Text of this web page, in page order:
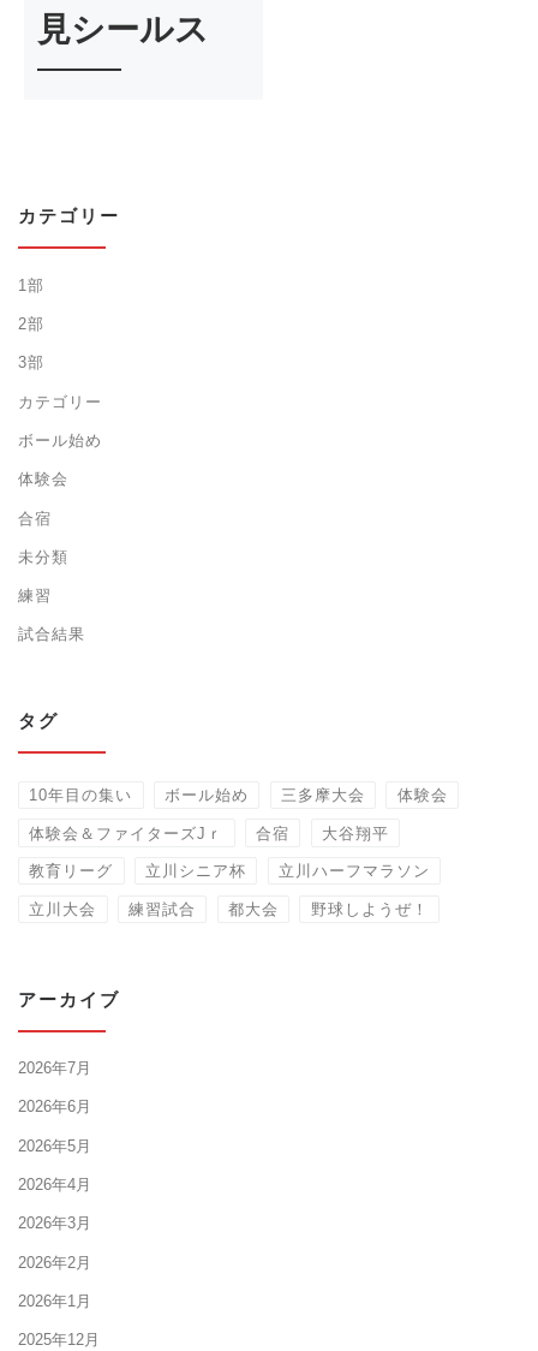
見シールス
カテゴリー
1部
2部
3部
カテゴリー
ボール始め
体験会
合宿
未分類
練習
試合結果
タグ
10年目の集い ボール始め 三多摩大会 体験会
体験会＆ファイターズJｒ 合宿 大谷翔平
教育リーグ 立川シニア杯 立川ハーフマラソン
立川大会 練習試合 都大会 野球しようぜ！
アーカイブ
2026年7月
2026年6月
2026年5月
2026年4月
2026年3月
2026年2月
2026年1月
2025年12月